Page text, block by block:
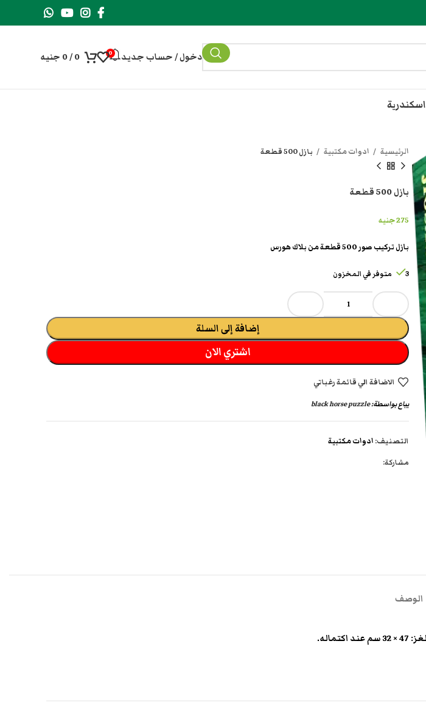
دخول / حساب جديد 0
0
/
0 جنيه
الرئيسية ادوات مكتبية بازل 500 قطعة
بازل 500 قطعة
275جنيه
بازل تركيب صور 500 قطعة من بلاك هورس
3 متوفر في المخزون
إضافة إلى السلة
اشتري الان
الاضافة الي قائمة رغباتي
يباع بواسطة:black horse puzzle
التصنيف: ادوات مكتبية
مشاركة:
الوصف